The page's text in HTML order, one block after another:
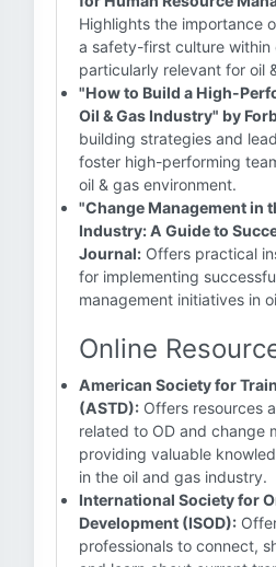
Highlights the importance
a safety-first culture within
particularly relevant for oil
"How to Build a High-
Oil & Gas Industry" by
building strategies and
foster high-performing
oil & gas environment.
"Change Management in
Industry: A Guide to
Journal: Offers practical
for implementing
management initiatives in
Online
American Society for
(ASTD): Offers resources
related to OD and change
providing valuable
in the oil and gas industry.
International Society for
Development (ISOD):
professionals to connect,